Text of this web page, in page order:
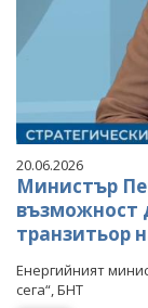
20.06.2026
Министър
възможност
транзитьор
Енергийният
сега“, БНТ